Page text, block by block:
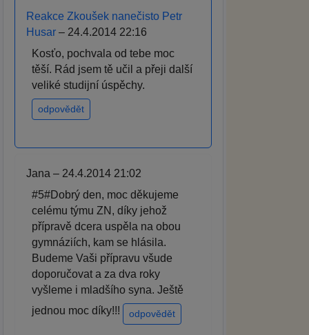
Reakce Zkoušek nanečisto Petr
Husar – 24.4.2014 22:16
Kosťo, pochvala od tebe moc
těší. Rád jsem tě učil a přeji další
veliké studijní úspěchy.
odpovědět
Jana – 24.4.2014 21:02
#5#Dobrý den, moc děkujeme
celému týmu ZN, díky jehož
přípravě dcera uspěla na obou
gymnáziích, kam se hlásila.
Budeme Vaši přípravu všude
doporučovat a za dva roky
vyšleme i mladšího syna. Ještě
jednou moc díky!!!
odpovědět